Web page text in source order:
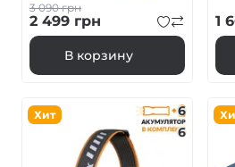
3 090грн
2 499 грн
В корзину
1
Хит
6
6